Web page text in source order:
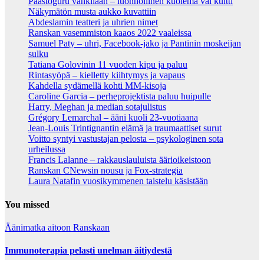
Näkymätön musta aukko kuvattiin
Abdeslamin teatteri ja uhrien nimet
Ranskan vasemmiston kaaos 2022 vaaleissa
Samuel Paty – uhri, Facebook-jako ja Pantinin moskeijan
sulku
Tatiana Golovinin 11 vuoden kipu ja paluu
Rintasyöpä – kielletty kiihtymys ja vapaus
Kahdella sydämellä kohti MM-kisoja
Caroline Garcia – perheprojektista paluu huipulle
Harry, Meghan ja median sotajulistus
Grégory Lemarchal – ääni kuoli 23-vuotiaana
Jean-Louis Trintignantin elämä ja traumaattiset surut
Voitto syntyi vastustajan pelosta – psykologinen sota
urheilussa
Francis Lalanne – rakkauslauluista äärioikeistoon
Ranskan CNewsin nousu ja Fox-strategia
Laura Natafin vuosikymmenen taistelu käsistään
You missed
Äänimatka aitoon Ranskaan
Immunoterapia pelasti unelman äitiydestä